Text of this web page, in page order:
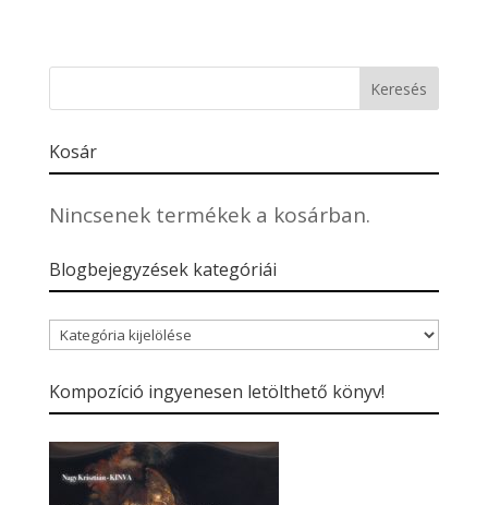
Kosár
Nincsenek termékek a kosárban.
Blogbejegyzések kategóriái
Blogbejegyzések
kategóriái
Kompozíció ingyenesen letölthető könyv!